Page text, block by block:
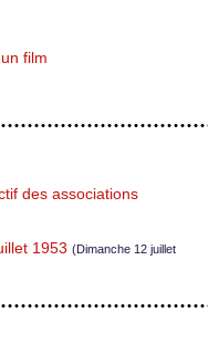
film
des associations
1953 (Dimanche 12 juillet